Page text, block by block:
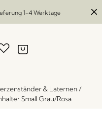
1-4 Werktage
& Laternen/
Small Grau/Rosa